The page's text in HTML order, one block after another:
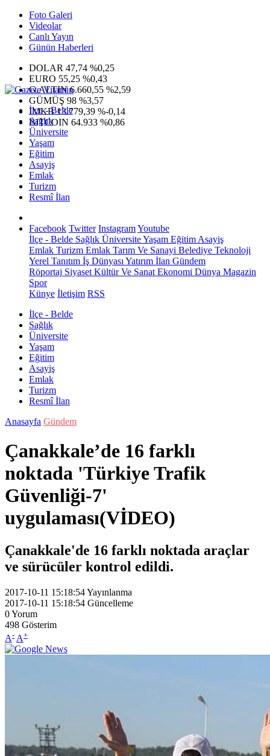
Foto Galeri
Videolar
Canlı Yayın
Günün Haberleri
DOLAR 47,74 %0,25
EURO 55,25 %0,43
G.ALTIN6.660,55 %2,59
GÜMÜŞ 98 %3,57
IMKB13.779,39 %-0,14
BITCOIN 64.933 %0,86
İlçe - Belde
Sağlık
Üniversite
Yaşam
Eğitim
Asayiş
Emlak
Turizm
Resmî İlan
Facebook Twitter InstagramYoutube
İlçe - Belde Sağlık ÜniversiteYaşam Eğitim Asayiş
Emlak Turizm Emlak Tarım Ve Sanayi Belediye Teknoloji
Yerel Tanıtım İş Dünyası Yatırım İlan Gündem
Röportaj Siyaset Kültür Ve Sanat Ekonomi Dünya Magazin
Spor
Künye İletişim RSS
İlçe - Belde
Sağlık
Üniversite
Yaşam
Eğitim
Asayiş
Emlak
Turizm
Resmî İlan
Anasayfa Gündem
Çanakkale’de 16 farklı
noktada 'Türkiye Trafik
Güvenliği-7'
uygulaması(VİDEO)
Çanakkale'de 16 farklı noktada araçlar
ve sürücüler kontrol edildi.
2017-10-11 15:18:54Yayınlanma
2017-10-11 15:18:54 Güncelleme
0Yorum
498 Gösterim
A- A+